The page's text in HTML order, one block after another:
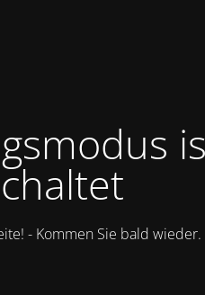
- Kommen Sie bald wieder.